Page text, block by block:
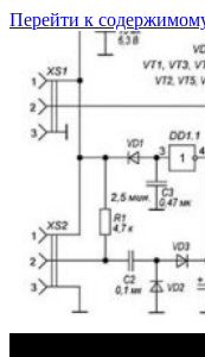
Перейти к